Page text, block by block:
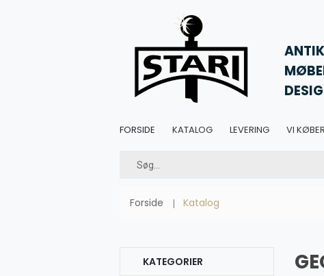
ANTIK
FORSIDE KATALOG LEVERING VI KØBER
Forside Katalog
KATEGORIER